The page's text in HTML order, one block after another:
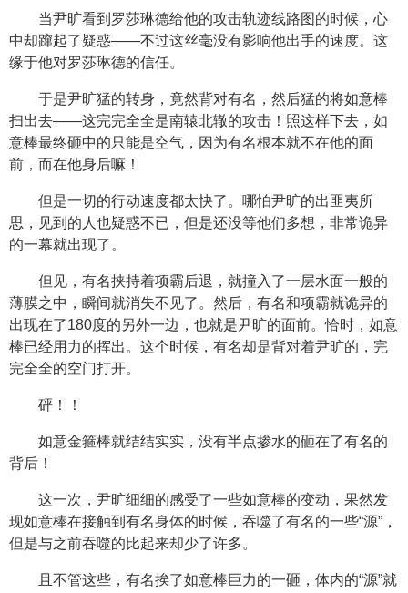
当尹旷看到罗莎琳德给他的攻击轨迹线路图的时候，心
中却蹿起了疑惑——不过这丝毫没有影响他出手的速度。这
缘于他对罗莎琳德的信任。
于是尹旷猛的转身，竟然背对有名，然后猛的将如意棒
扫出去——这完完全全是南辕北辙的攻击！照这样下去，如
意棒最终砸中的只能是空气，因为有名根本就不在他的面
前，而在他身后嘛！
但是一切的行动速度都太快了。哪怕尹旷的出匪夷所
思，见到的人也疑惑不已，但是还没等他们多想，非常诡异
的一幕就出现了。
但见，有名挟持着项霸后退，就撞入了一层水面一般的
薄膜之中，瞬间就消失不见了。然后，有名和项霸就诡异的
出现在了180度的另外一边，也就是尹旷的面前。恰时，如意
棒已经用力的挥出。这个时候，有名却是背对着尹旷的，完
完全全的空门打开。
砰！！
如意金箍棒就结结实实，没有半点掺水的砸在了有名的
背后！
这一次，尹旷细细的感受了一些如意棒的变动，果然发
现如意棒在接触到有名身体的时候，吞噬了有名的一些“源”，
但是与之前吞噬的比起来却少了许多。
且不管这些，有名挨了如意棒巨力的一砸，体内的“源”就